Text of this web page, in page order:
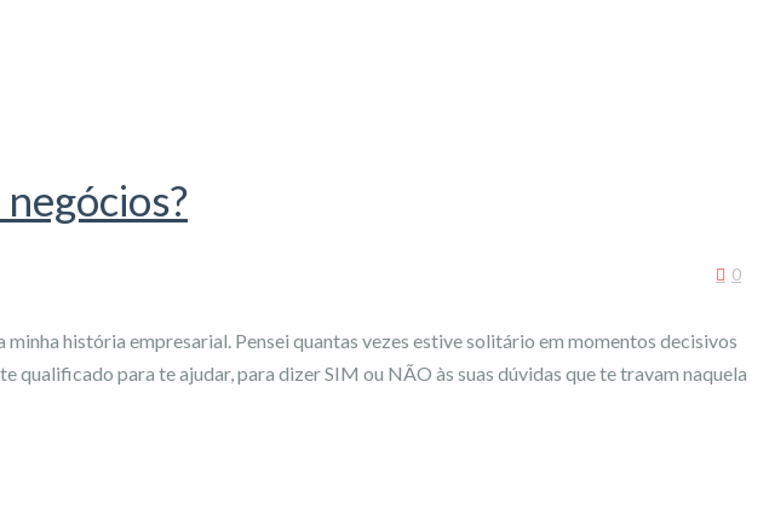
0
história empresarial. Pensei quantas vezes estive solitário em momentos decisivos
qualificado para te ajudar, para dizer SIM ou NÃO às suas dúvidas que te travam naquela